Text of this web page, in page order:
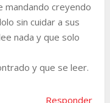
mandando creyendo
sin cuidar a sus
nada y que solo
y que se leer.
Responder